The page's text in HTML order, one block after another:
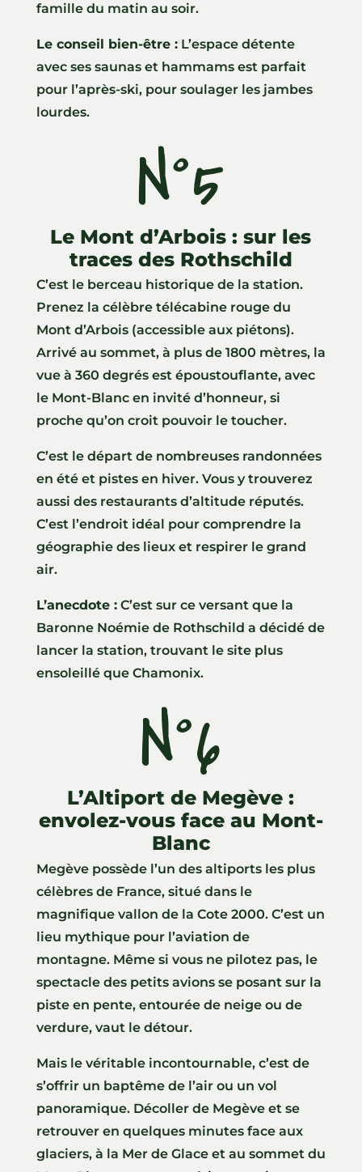
famille du matin au soir.
Le conseil bien-être :L’espace détente
avec ses saunas et hammams est parfait
pour l’après-ski, pour soulager les jambes
lourdes.
N°5
Le Mont d’Arbois : sur les
traces des Rothschild
C’est le berceau historique de la station.
Prenez la célèbre télécabine rouge du
Mont d’Arbois (accessible aux piétons).
Arrivé au sommet, à plus de 1800 mètres, la
vue à 360 degrés est époustouflante, avec
le Mont-Blanc en invité d’honneur, si
proche qu’on croit pouvoir le toucher.
C’est le départ de nombreuses randonnées
en été et pistes en hiver. Vous y trouverez
aussi des restaurants d’altitude réputés.
C’est l’endroit idéal pour comprendre la
géographie des lieux et respirer le grand
air.
L’anecdote :C’est sur ce versant que la
Baronne Noémie de Rothschild a décidé de
lancer la station, trouvant le site plus
ensoleillé que Chamonix.
N°6
b
L’Altiport de Megève :
envolez-vous face au Mont-
Blanc
Megève possède l’un des altiports les plus
célèbres de France, situé dans le
magnifique vallon de la Cote 2000. C’est un
lieu mythique pour l’aviation de
montagne. Même si vous ne pilotez pas, le
spectacle des petits avions se posant sur la
piste en pente, entourée de neige ou de
verdure, vaut le détour.
Mais le véritable incontournable, c’est de
s’offrir un baptême de l’air ou un vol
panoramique. Décoller de Megève et se
retrouver en quelques minutes face aux
glaciers, à la Mer de Glace et au sommet du